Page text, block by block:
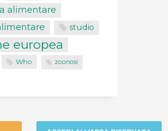
alimentare
studio
europea
Who zoonosi